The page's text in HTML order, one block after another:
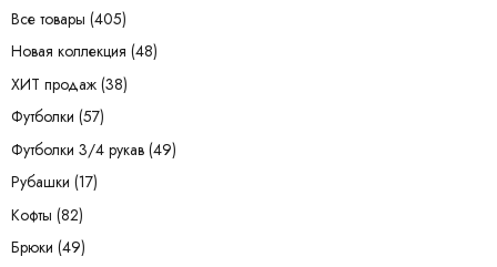
Все товары (405)
Новая коллекция (48)
ХИТ продаж (38)
Футболки (57)
Футболки 3/4 рукав (49)
Рубашки (17)
Кофты (82)
Брюки (49)